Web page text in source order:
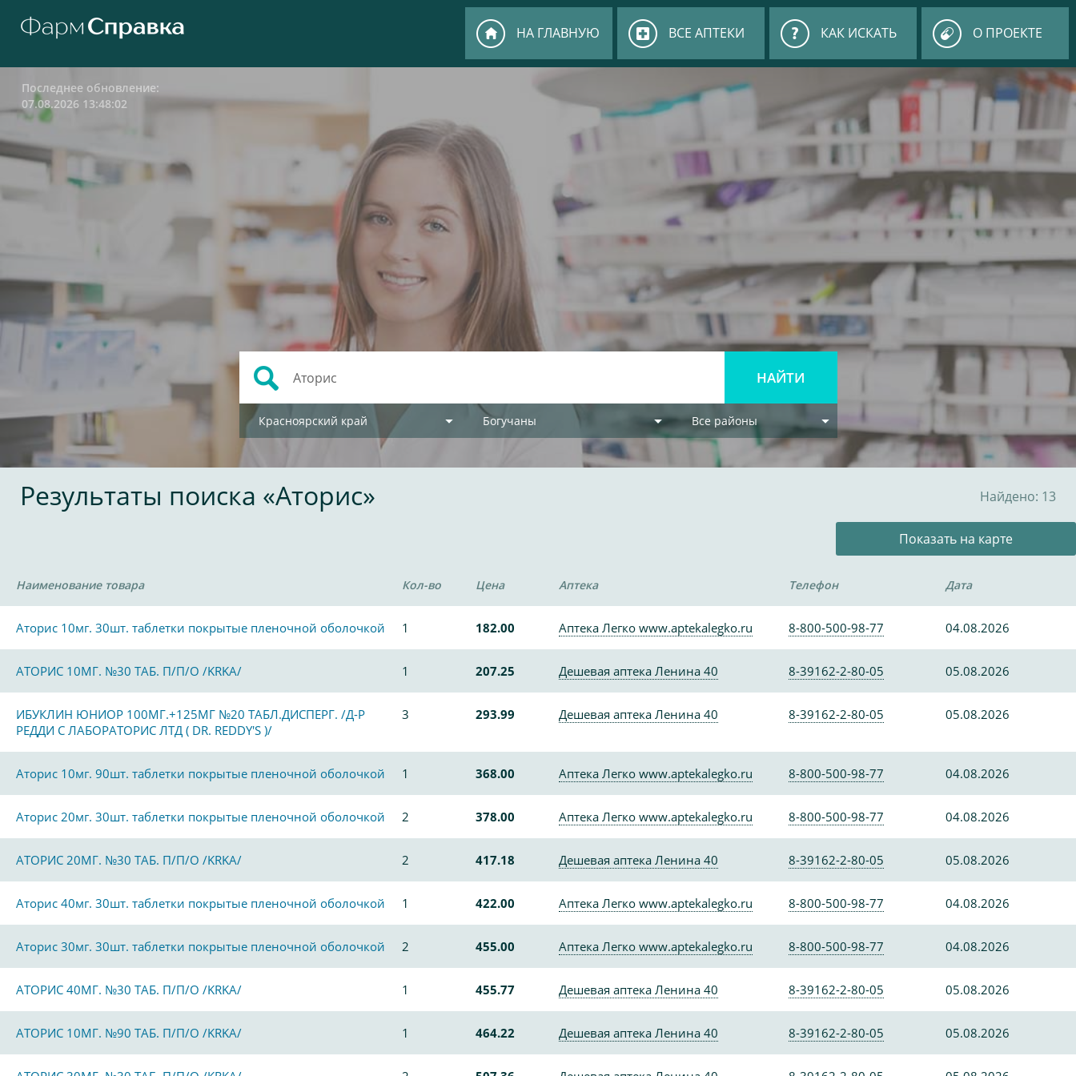
НА ГЛАВНУЮ ВСЕ АПТЕКИ КАК ИСКАТЬ О ПРОЕКТЕ
Последнее обновление:
07.08.2026 13:48:02
Красноярский край Богучаны Все районы
Результаты поиска «Аторис» Найдено: 13
Показать на карте
Наименование товара Кол-во Цена Аптека Телефон Дата
Аторис 10мг. 30шт. таблетки покрытые пленочной оболочкой 1 182.00 Аптека Легко www.aptekalegko.ru 8-800-500-98-77 04.08.2026
АТОРИС 10МГ. №30 ТАБ. П/П/О /KRKA/ 1 207.25 Дешевая аптека Ленина 40 8-39162-2-80-05 05.08.2026
ИБУКЛИН ЮНИОР 100МГ.+125МГ №20 ТАБЛ.ДИСПЕРГ. /Д-Р
РЕДДИ С ЛАБОРАТОРИС ЛТД ( DR. REDDY'S )/
3 293.99 Дешевая аптека Ленина 40 8-39162-2-80-05 05.08.2026
Аторис 10мг. 90шт. таблетки покрытые пленочной оболочкой 1 368.00 Аптека Легко www.aptekalegko.ru 8-800-500-98-77 04.08.2026
Аторис 20мг. 30шт. таблетки покрытые пленочной оболочкой 2 378.00 Аптека Легко www.aptekalegko.ru 8-800-500-98-77 04.08.2026
АТОРИС 20МГ. №30 ТАБ. П/П/О /KRKA/ 2 417.18 Дешевая аптека Ленина 40 8-39162-2-80-05 05.08.2026
Аторис 40мг. 30шт. таблетки покрытые пленочной оболочкой 1 422.00 Аптека Легко www.aptekalegko.ru 8-800-500-98-77 04.08.2026
Аторис 30мг. 30шт. таблетки покрытые пленочной оболочкой 2 455.00 Аптека Легко www.aptekalegko.ru 8-800-500-98-77 04.08.2026
АТОРИС 40МГ. №30 ТАБ. П/П/О /KRKA/ 1 455.77 Дешевая аптека Ленина 40 8-39162-2-80-05 05.08.2026
АТОРИС 10МГ. №90 ТАБ. П/П/О /KRKA/ 1 464.22 Дешевая аптека Ленина 40 8-39162-2-80-05 05.08.2026